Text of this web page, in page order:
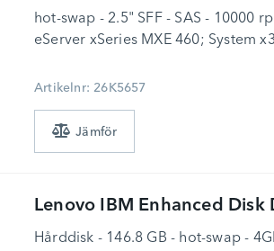
hot-swap - 2.5" SFF - SAS - 10000
eServer xSeries MXE 460; System
Artikelnr: 26K5657
Lenovo IBM Enhanced Disk
Hårddisk - 146.8 GB - hot-swap -